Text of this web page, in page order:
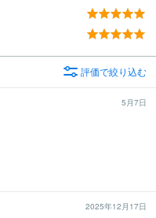
評価で絞り込む
5月7日
2025年12月17日